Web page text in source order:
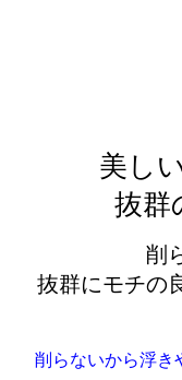
美し
抜群
削
抜群にモチの
削らないから浮き